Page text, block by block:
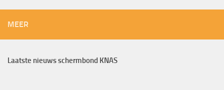
MEER
Laatste nieuws schermbond KNAS